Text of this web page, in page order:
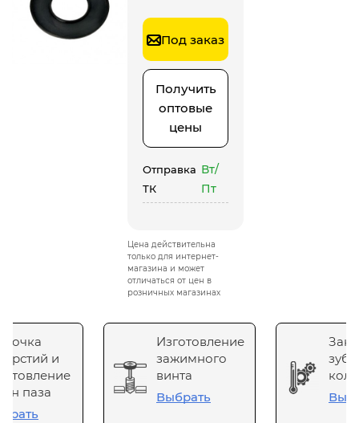
Под заказ
Получить
оптовые
цены
Отправка
ТК
Вт/
Пт
Цена действительна
только для интернет-
магазина и может
отличаться от цен в
розничных магазинах
и
паза
Изготовление
зажимного
винта
Выбрать